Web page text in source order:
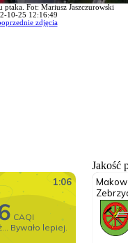
ptaka. Fot: Mariusz Jaszczurowski
10-25 12:16:49
zdjęcia
Jakość